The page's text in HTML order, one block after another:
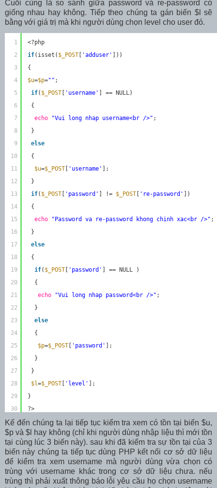
Cuối cùng là so sánh giữa password và re-password có
giống nhau hay không. Tiếp theo chúng ta gán biến $l sẽ
bằng với giá trị mà khi người dùng chọn level cho user đó.
1
2
3
4
5
6
7
8
9
10
11
12
13
14
15
16
17
18
19
20
21
22
23
24
25
26
27
28
29
30
<?php
if(isset( $_POST 'adduser'
]))
{
$u=$p="" ;
if( $_POST 'username'
] == NULL)
{
echo
"Vui long nhap username<br />" ;
}
else
{
$u=$_POST 'username'
];
}
if( $_POST 'password' ] != $_POST 're-password'
])
{
echo
"Password va re-password khong chinh xac<br />" ;
}
else
{
if( $_POST 'password'
] == NULL )
{
echo
"Vui long nhap password<br />" ;
}
else
{
$p=$_POST 'password'
];
}
}
$l=$_POST 'level'
];
}
?>
Kế đến chúng ta lại tiếp tục kiểm tra xem có tồn tại biến $u,
$p và $l hay không (chỉ khi người dùng nhập liệu thì mới tồn
tại cùng lúc 3 biến này). sau khi đã kiểm tra sự tồn tại của 3
biến này chúng ta tiếp tục dùng PHP kết nối cơ sở dữ liệu
để kiểm tra xem username mà người dùng vừa chọn có
trùng với username khác trong cơ sở dữ liệu chưa. nếu
trùng thì phải xuất thông báo lỗi yêu cầu họ chọn username